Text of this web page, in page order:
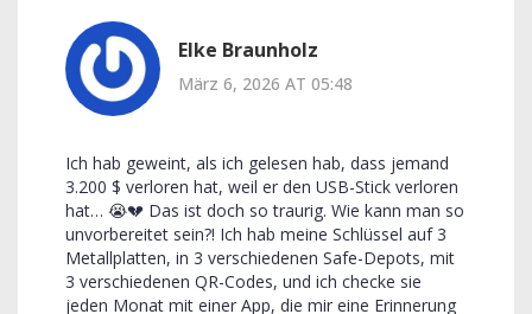
Elke Braunholz
März 6, 2026 AT 05:48
Ich hab geweint, als ich gelesen hab, dass jemand
3.200 $ verloren hat, weil er den USB-Stick verloren
hat… 😭💔 Das ist doch so traurig. Wie kann man so
unvorbereitet sein?! Ich hab meine Schlüssel auf 3
Metallplatten, in 3 verschiedenen Safe-Depots, mit
3 verschiedenen QR-Codes, und ich checke sie
jeden Monat mit einer App, die mir eine Erinnerung